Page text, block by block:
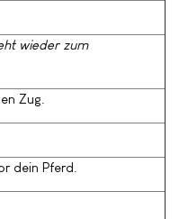
wieder zum
Zug.
dein Pferd.